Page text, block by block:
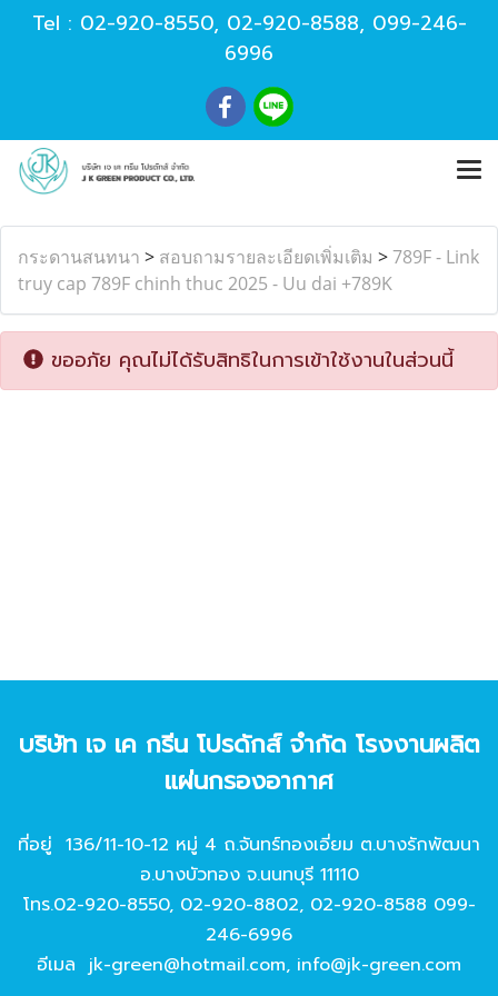
Tel : 02-920-8550, 02-920-8588, 099-246-
6996
กระดานสนทนา > สอบถามรายละเอียดเพิ่มเติม >789F - Link
truy cap 789F chinh thuc 2025 - Uu dai +789K
ขออภัย คุณไม่ได้รับสิทธิในการเข้าใช้งานในส่วนนี้
บริษัท เจ เค กรีน โปรดักส์ จํากัด โรงงานผลิต
แผ่นกรองอากาศ
ที่อยู่ 136/11-10-12 หมู่ 4 ถ.จันทร์ทองเอี่ยม ต.บางรักพัฒนา
อ.บางบัวทอง จ.นนทบุรี 11110
โทร.02-920-8550, 02-920-8802, 02-920-8588 099-
246-6996
อีเมล jk-green@hotmail.com, info@jk-green.com